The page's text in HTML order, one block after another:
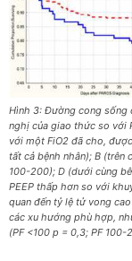
Hình 3: Đường cong sống
nghị của giao thức so với
với một FiO2 đã cho,
tất cả bệnh nhân); B (trên
100-200); D (dưới cùng
PEEP thấp hơn so với
quan đến tỷ lệ tử vong
các xu hướng phù hợp,
(PF <100 p = 0,3; PF